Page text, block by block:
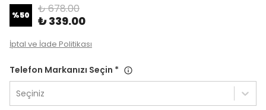
%50 ₺ 678.00
₺ 339.00
İptal ve İade Politikası
Telefon Markanızı Seçin *
Seçiniz